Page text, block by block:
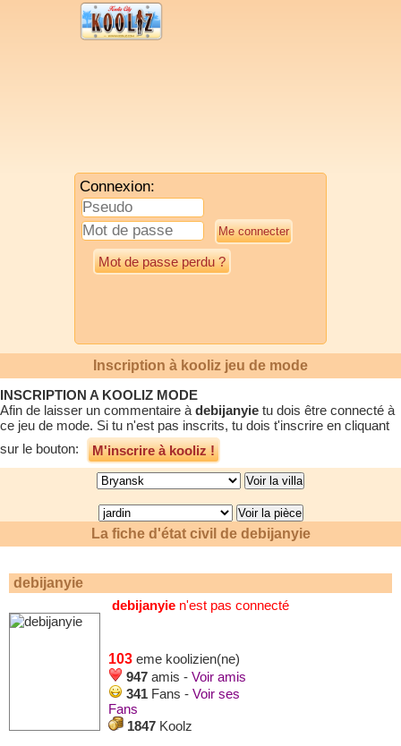
Connexion:
Mot de passe perdu ?
Inscription à kooliz jeu de mode
INSCRIPTION A KOOLIZ MODE
Afin de laisser un commentaire à debijanyie tu dois être connecté à
ce jeu de mode. Si tu n'est pas inscrits, tu dois t'inscrire en cliquant
sur le bouton:
M'inscrire à kooliz !
La fiche d'état civil de debijanyie
debijanyie
debijanyie n'est pas connecté
103 eme koolizien(ne)
947 amis - Voir amis
341 Fans - Voir ses
Fans
1847 Koolz